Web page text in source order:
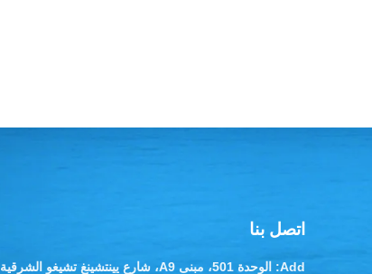
اتصل بنا
Add: الوحدة 501، مبنى A9، شارع يينتشينغ تشيغو الشرقية